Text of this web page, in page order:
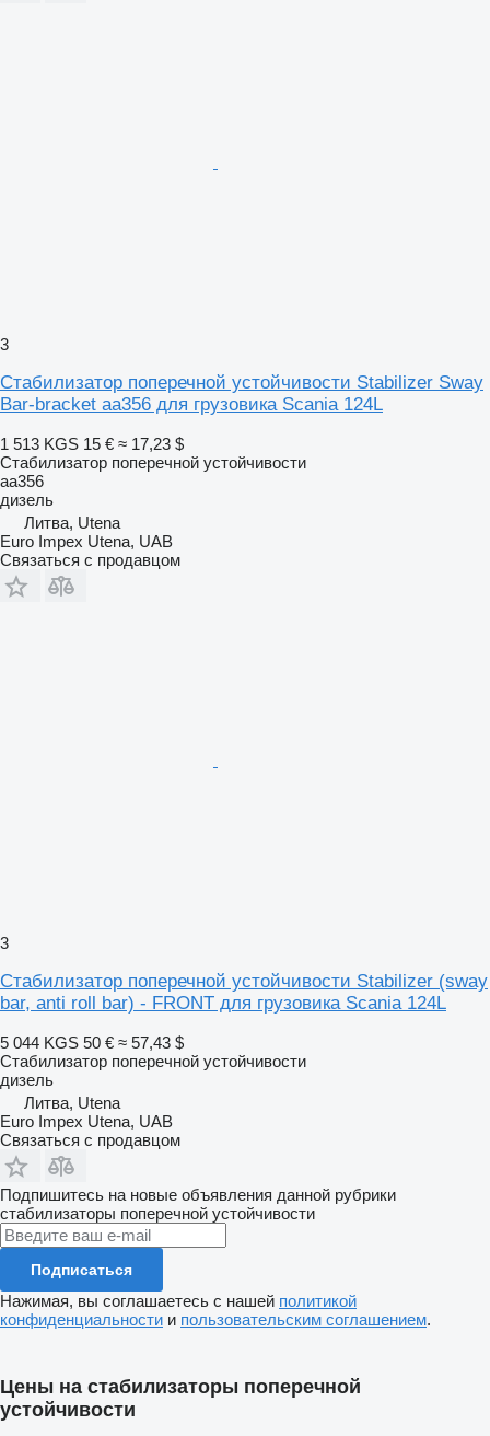
3
Стабилизатор поперечной устойчивости Stabilizer Sway
Bar-bracket aa356 для грузовика Scania 124L
1 513 KGS 15 € ≈ 17,23 $
Стабилизатор поперечной устойчивости
aa356
дизель
Литва, Utena
Euro Impex Utena, UAB
Связаться с продавцом
3
Стабилизатор поперечной устойчивости Stabilizer (sway
bar, anti roll bar) - FRONT для грузовика Scania 124L
5 044 KGS 50 € ≈ 57,43 $
Стабилизатор поперечной устойчивости
дизель
Литва, Utena
Euro Impex Utena, UAB
Связаться с продавцом
Подпишитесь на новые объявления данной рубрики
стабилизаторы поперечной устойчивости
Подписаться
Нажимая, вы соглашаетесь с нашей политикой
конфиденциальности и пользовательским соглашением.
Цены на стабилизаторы поперечной
устойчивости